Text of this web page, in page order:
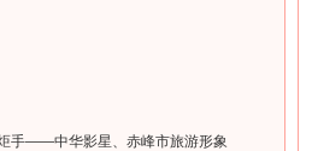
手——中华影星、赤峰市旅游形象